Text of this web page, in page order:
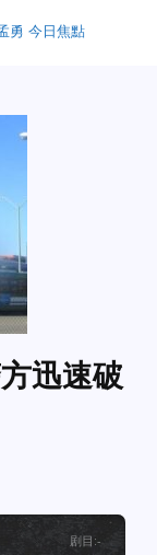
勇 今日焦點
迅速破
剧目 :-